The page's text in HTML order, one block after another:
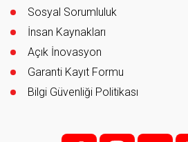
Sosyal Sorumluluk
İnsan Kaynakları
Açık İnovasyon
Garanti Kayıt Formu
Bilgi Güvenliği Politikası